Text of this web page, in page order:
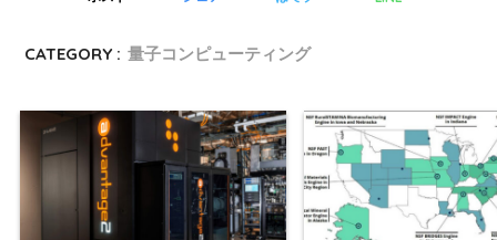
CATEGORY : 量子コンピューティング